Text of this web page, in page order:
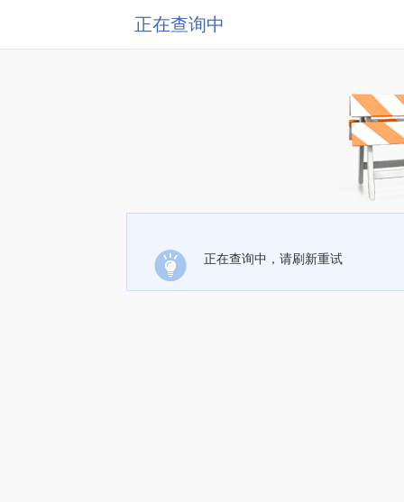
正在查询中
正在查询中，请刷新重试